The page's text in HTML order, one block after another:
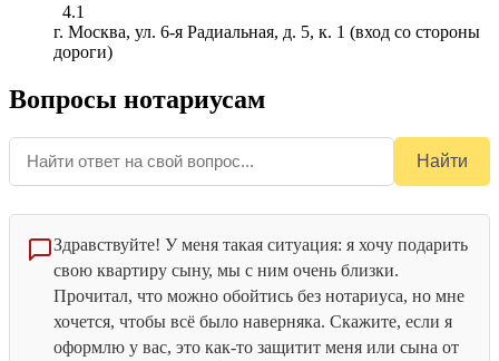
4.1
г. Москва, ул. 6-я Радиальная, д. 5, к. 1 (вход со стороны
дороги)
Вопросы нотариусам
Найти
Здравствуйте! У меня такая ситуация: я хочу подарить
свою квартиру сыну, мы с ним очень близки.
Прочитал, что можно обойтись без нотариуса, но мне
хочется, чтобы всё было наверняка. Скажите, если я
оформлю у вас, это как-то защитит меня или сына от